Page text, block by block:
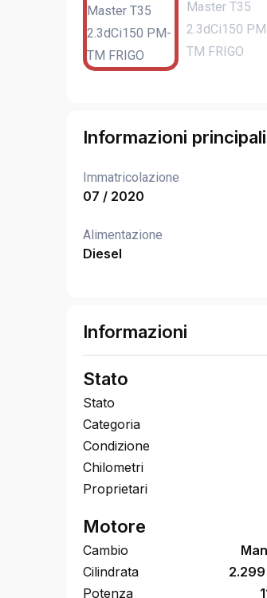
Informazioni principali
Immatricolazione
07 / 2020
Alimentazione
Diesel
Informazioni
Stato
Stato
Categoria
Condizione
Chilometri
Proprietari
Motore
Cambio
Cilindrata
Potenza